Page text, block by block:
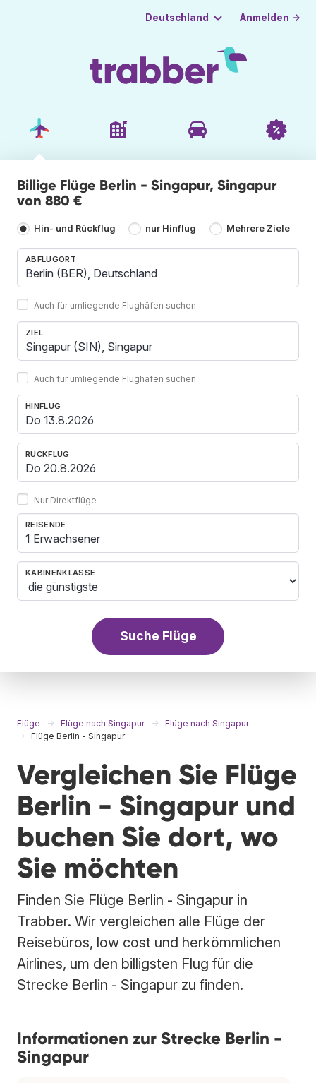
Deutschland Anmelden →
Billige Flüge Berlin - Singapur, Singapur
von 880 €
Hin- und Rückflug nur Hinflug Mehrere Ziele
ABFLUGORT
Auch für umliegende Flughäfen suchen
ZIEL
Auch für umliegende Flughäfen suchen
HINFLUG
RÜCKFLUG
Nur Direktflüge
REISENDE
1 Erwachsener
KABINENKLASSE
Suche Flüge
Flüge Flüge nach Singapur
Flüge nach Singapur
Flüge Berlin - Singapur
Vergleichen Sie Flüge
Berlin - Singapur und
buchen Sie dort, wo
Sie möchten
Finden Sie Flüge Berlin - Singapur in
Trabber. Wir vergleichen alle Flüge der
Reisebüros, low cost und herkömmlichen
Airlines, um den billigsten Flug für die
Strecke Berlin - Singapur zu finden.
Informationen zur Strecke Berlin -
Singapur